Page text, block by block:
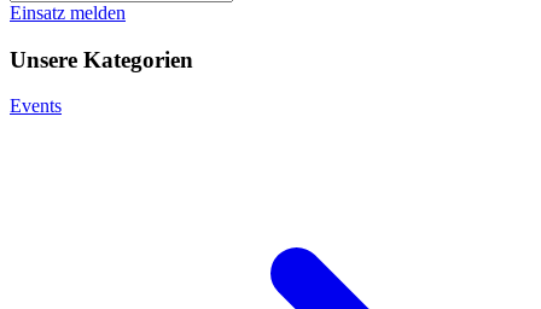
Einsatz melden
Unsere Kategorien
Events